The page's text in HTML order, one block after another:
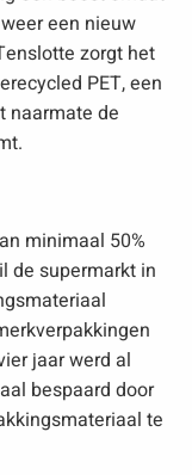
een nieuw
zorgt het
PET, een
naarmate de
minimaal 50%
de supermarkt in
jaar werd al
bespaard door
te